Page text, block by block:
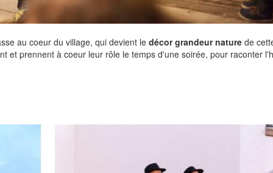
au coeur du village, qui devient le décor grandeur nature de
et prennent à coeur leur rôle le temps d'une soirée, pour raconter